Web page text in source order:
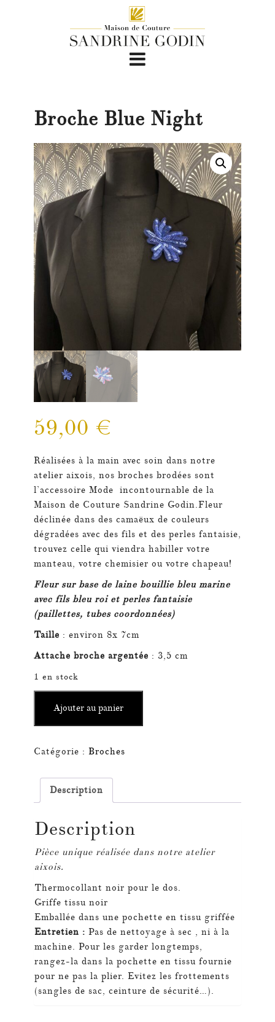
Broche Blue Night
59,00 €
Réalisées à la main avec soin dans notre
atelier aixois, nos broches brodées sont
l’accessoire Mode incontournable de la
Maison de Couture Sandrine Godin.Fleur
déclinée dans des camaëux de couleurs
dégradées avec des fils et des perles fantaisie,
trouvez celle qui viendra habiller votre
manteau, votre chemisier ou votre chapeau!
Fleur sur base de laine bouillie bleu marine
avec fils bleu roi et perles fantaisie
(paillettes, tubes coordonnées)
Taille : environ 8x 7cm
Attache broche argentée : 3,5 cm
1 en stock
Broche
Night
Ajouter au panier
Catégorie : Broches
Description
Description
Pièce unique réalisée dans notre atelier
aixois.
Thermocollant noir pour le dos.
Griffe tissu noir
Emballée dans une pochette en tissu griffée
Entretien : Pas de nettoyage à sec , ni à la
machine. Pour les garder longtemps,
rangez-la dans la pochette en tissu fournie
pour ne pas la plier. Evitez les frottements
(sangles de sac, ceinture de sécurité…).